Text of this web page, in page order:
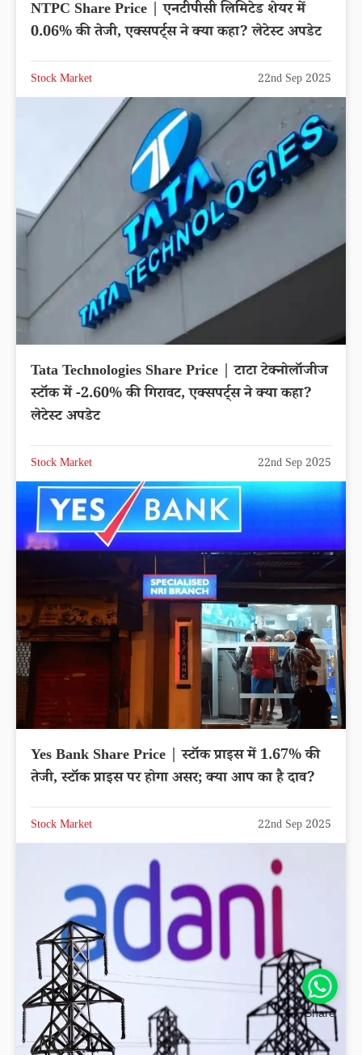
NTPC Share Price | एनटीपीसी लिमिटेड शेयर में
0.06% की तेजी, एक्सपर्ट्स ने क्या कहा? लेटेस्ट अपडेट
Stock Market 22nd Sep 2025
Tata Technologies Share Price | टाटा टेक्नोलॉजीज
स्टॉक में -2.60% की गिरावट, एक्सपर्ट्स ने क्या कहा?
लेटेस्ट अपडेट
Stock Market 22nd Sep 2025
Yes Bank Share Price | स्टॉक प्राइस में 1.67% की
तेजी, स्टॉक प्राइस पर होगा असर; क्या आप का है दाव?
Stock Market 22nd Sep 2025
Share